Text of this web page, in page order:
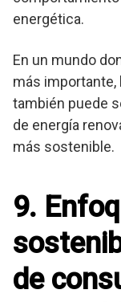
energética.
En un mundo
más
también puede
de energía
más sostenible.
9.
de